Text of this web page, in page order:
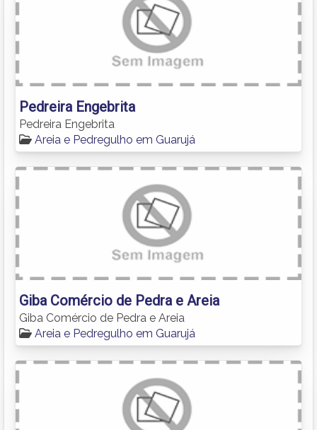
Pedreira Engebrita
Pedreira Engebrita
Areia e Pedregulho em Guarujá
Giba Comércio de Pedra e Areia
Giba Comércio de Pedra e Areia
Areia e Pedregulho em Guarujá